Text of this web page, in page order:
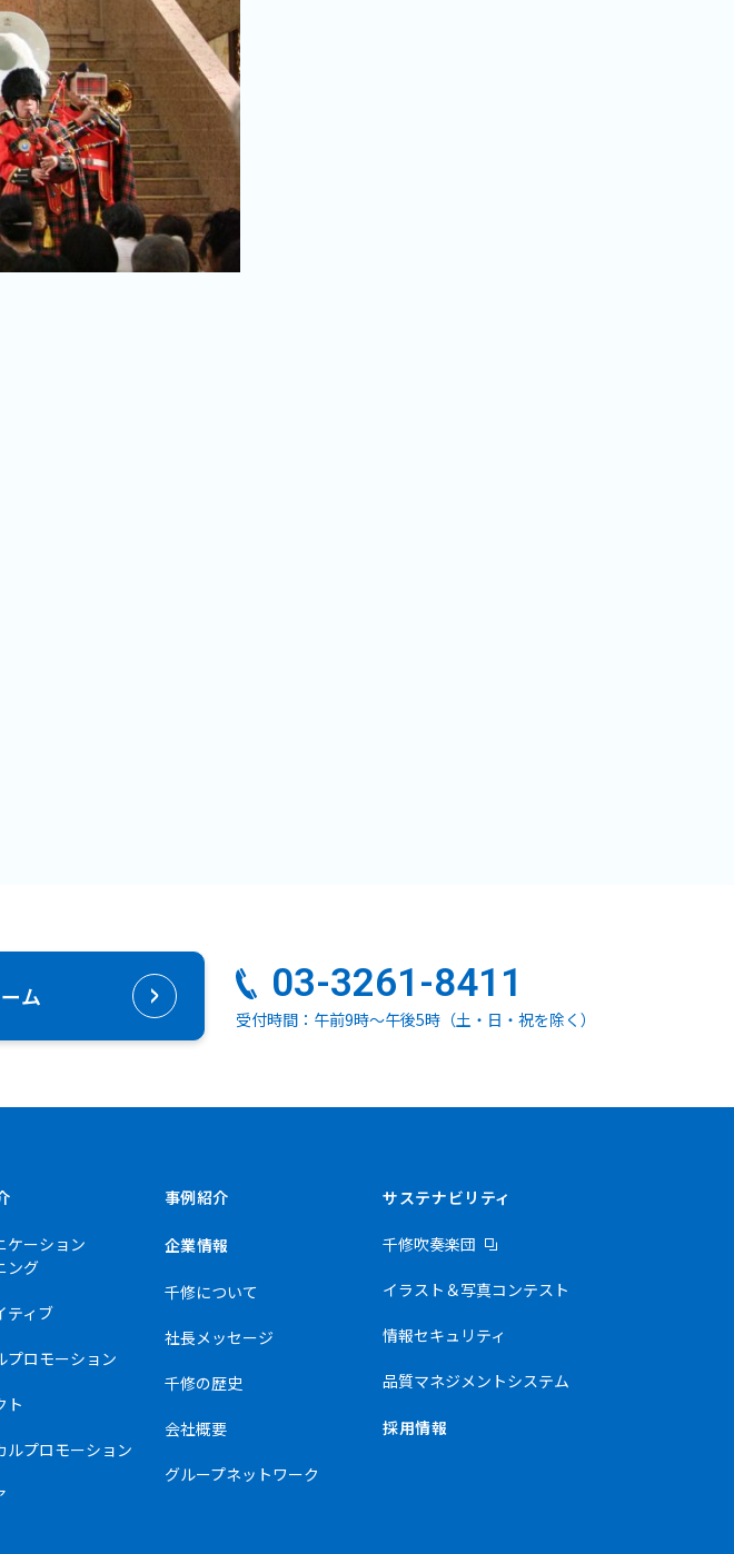
ム 03-3261-8411
受付時間：午前9時～午後5時（土・日・祝を除く）
ケーション
ング
ティブ
プロモーション
ト
ルプロモーション
事例紹介
企業情報
千修について
社長メッセージ
千修の歴史
会社概要
グループネットワーク
サステナビリティ
千修吹奏楽団
イラスト＆写真コンテスト
情報セキュリティ
品質マネジメントシステム
採用情報